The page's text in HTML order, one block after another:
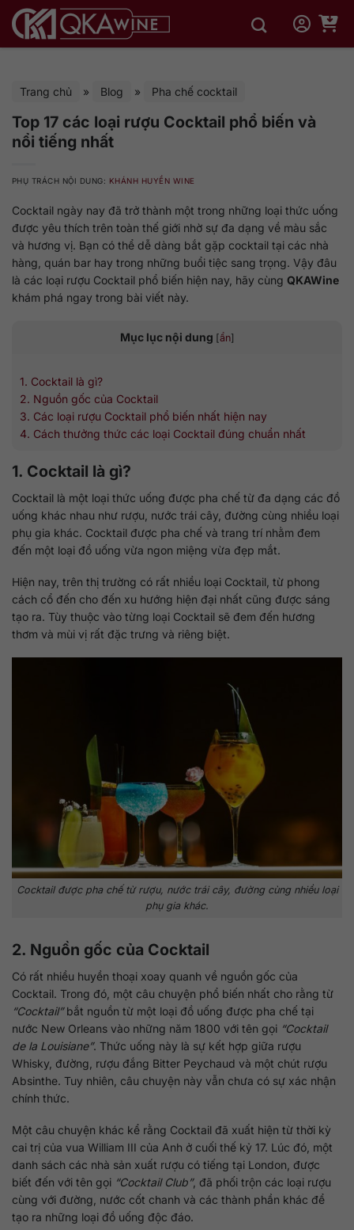
qua
Trang chủ » Blog » Pha chế cocktail
Top 17 các loại rượu Cocktail phổ biến và
nổi tiếng nhất
PHỤ TRÁCH NỘI DUNG: KHÁNH HUYỀN WINE
Cocktail ngày nay đã trở thành một trong những loại thức uống
được yêu thích trên toàn thế giới nhờ sự đa dạng về màu sắc
và hương vị. Bạn có thể dễ dàng bắt gặp cocktail tại các nhà
hàng, quán bar hay trong những buổi tiệc sang trọng. Vậy đâu
là các loại rượu Cocktail phổ biến hiện nay, hãy cùng QKAWine
khám phá ngay trong bài viết này.
Mục lục nội dung [ẩn]
1. Cocktail là gì?
2. Nguồn gốc của Cocktail
3. Các loại rượu Cocktail phổ biến nhất hiện nay
4. Cách thưởng thức các loại Cocktail đúng chuẩn nhất
1. Cocktail là gì?
Cocktail là một loại thức uống được pha chế từ đa dạng các đồ
uống khác nhau như rượu, nước trái cây, đường cùng nhiều loại
phụ gia khác. Cocktail được pha chế và trang trí nhằm đem
đến một loại đồ uống vừa ngon miệng vừa đẹp mắt.
Hiện nay, trên thị trường có rất nhiều loại Cocktail, từ phong
cách cổ đến cho đến xu hướng hiện đại nhất cũng được sáng
tạo ra. Tùy thuộc vào từng loại Cocktail sẽ đem đến hương
thơm và mùi vị rất đặc trưng và riêng biệt.
Cocktail được pha chế từ rượu, nước trái cây, đường cùng nhiều loại
phụ gia khác.
2. Nguồn gốc của Cocktail
Có rất nhiều huyền thoại xoay quanh về nguồn gốc của
Cocktail. Trong đó, một câu chuyện phổ biến nhất cho rằng từ
“Cocktail”bắt nguồn từ một loại đồ uống được pha chế tại
nước New Orleans vào những năm 1800 với tên gọi “Cocktail
de la Louisiane”. Thức uống này là sự kết hợp giữa rượu
Whisky, đường, rượu đắng Bitter Peychaud và một chút rượu
Absinthe. Tuy nhiên, câu chuyện này vẫn chưa có sự xác nhận
chính thức.
Một câu chuyện khác kể rằng Cocktail đã xuất hiện từ thời kỳ
cai trị của vua William III của Anh ở cuối thế kỷ 17. Lúc đó, một
danh sách các nhà sản xuất rượu có tiếng tại London, được
biết đến với tên gọi “Cocktail Club”, đã phối trộn các loại rượu
cùng với đường, nước cốt chanh và các thành phần khác để
tạo ra những loại đồ uống độc đáo.